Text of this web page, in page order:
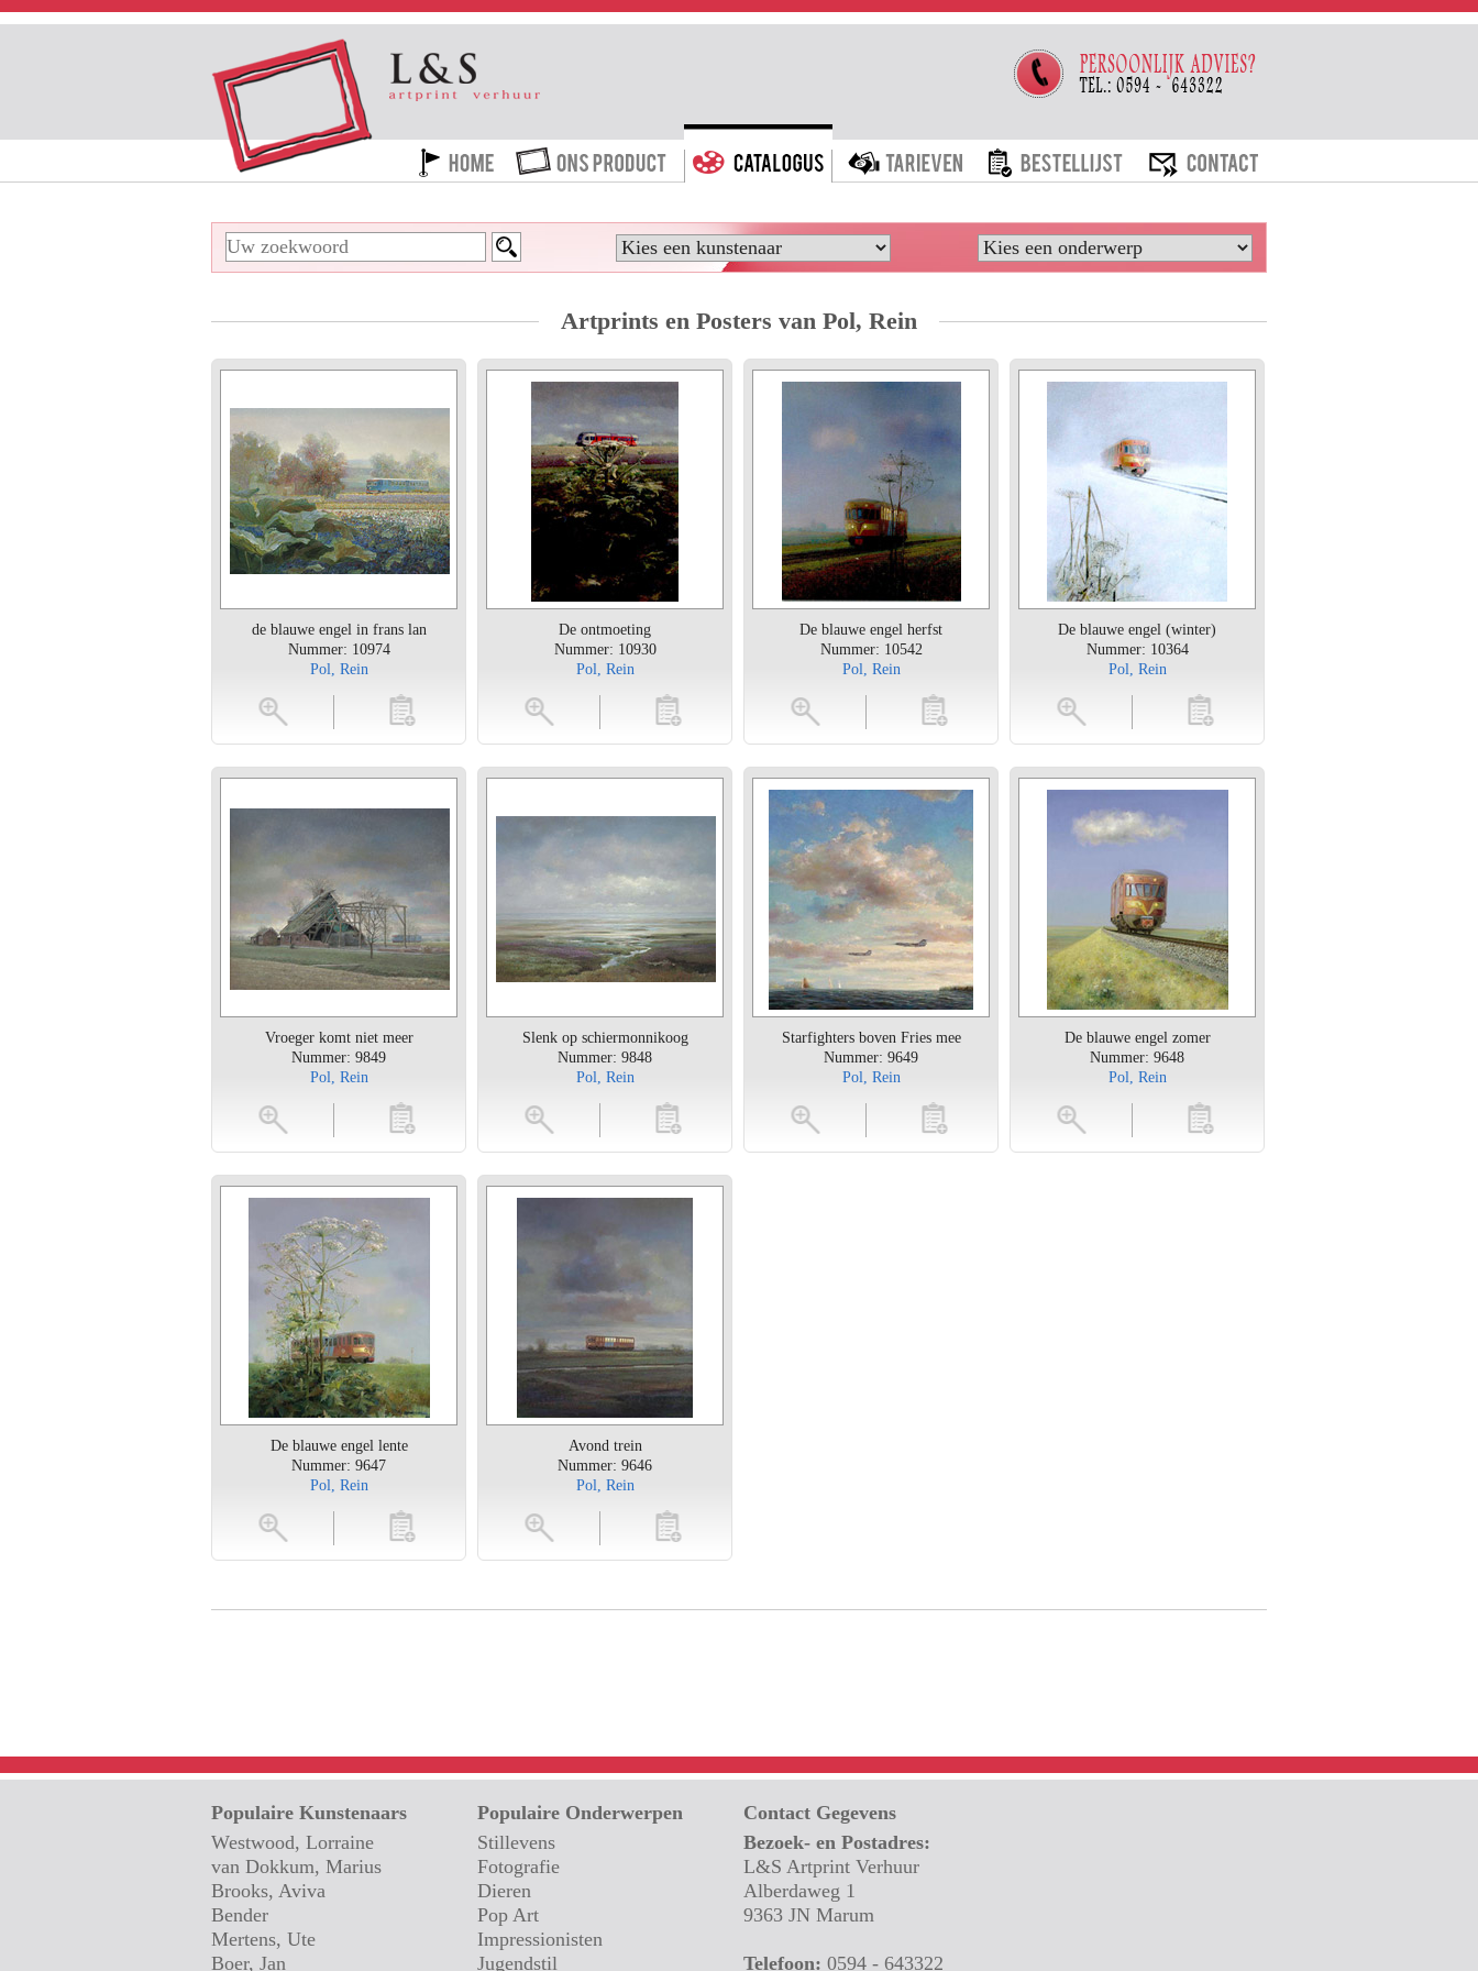
HOME ONS PRODUCT CATALOGUS TARIEVEN BESTELLIJST CONTACT
Artprints en Posters van Pol, Rein
de blauwe engel in frans lan
Nummer: 10974
Pol, Rein
toevoegen
De ontmoeting
Nummer: 10930
Pol, Rein
vergroten toevoegen
De blauwe engel herfst
Nummer: 10542
Pol, Rein
vergroten toevoegen
De blauwe engel (winter)
Nummer: 10364
Pol, Rein
vergroten toevoegen
Vroeger komt niet meer
Nummer: 9849
Pol, Rein
toevoegen
Slenk op schiermonnikoog
Nummer: 9848
Pol, Rein
vergroten toevoegen
Starfighters boven Fries mee
Nummer: 9649
Pol, Rein
vergroten toevoegen
De blauwe engel zomer
Nummer: 9648
Pol, Rein
vergroten toevoegen
De blauwe engel lente
Nummer: 9647
Pol, Rein
toevoegen
Avond trein
Nummer: 9646
Pol, Rein
vergroten toevoegen
Populaire Kunstenaars
Westwood, Lorraine
van Dokkum, Marius
Brooks, Aviva
Bender
Mertens, Ute
Boer, Jan
Populaire Onderwerpen
Stillevens
Fotografie
Dieren
Pop Art
Impressionisten
Jugendstil
Contact Gegevens
Bezoek- en Postadres:
L&S Artprint Verhuur
Alberdaweg 1
9363 JN Marum
Telefoon: 0594 - 643322